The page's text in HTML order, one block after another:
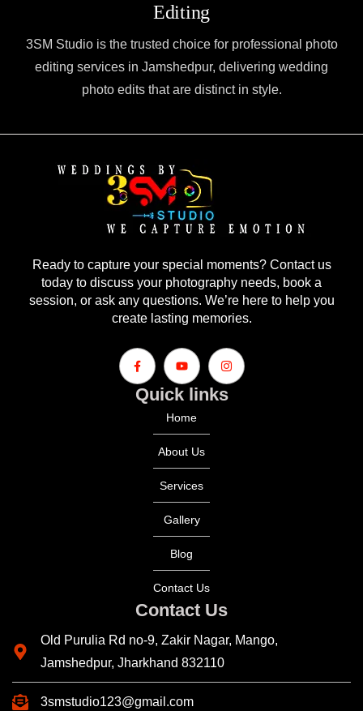
Editing
3SM Studio is the trusted choice for professional photo
editing services in Jamshedpur, delivering wedding
photo edits that are distinct in style.
Quick links
Home
About Us
Services
Gallery
Blog
Contact Us
Ready to capture your special moments? Contact us
today to discuss your photography needs, book a
session, or ask any questions. We’re here to help you
create lasting memories.
Contact Us
Old Purulia Rd no-9, Zakir Nagar, Mango,
Jamshedpur, Jharkhand 832110
3smstudio123@gmail.com